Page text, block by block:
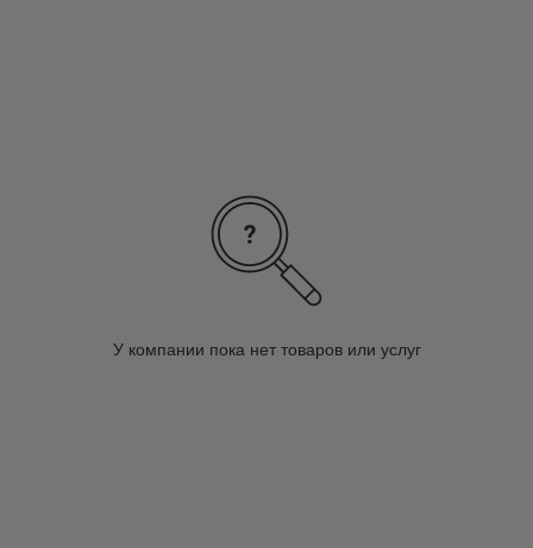
У компании пока нет товаров или услуг